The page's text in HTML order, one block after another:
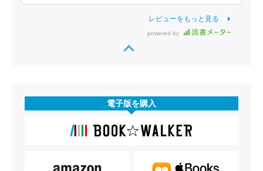
レビューをもっと見る
powered by
電子版を購入